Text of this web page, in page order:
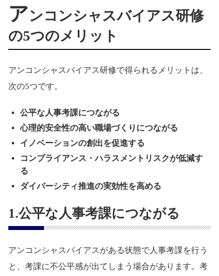
アンコンシャスバイアス研修
の5つのメリット
アンコンシャスバイアス研修で得られるメリットは、
次の5つです。
公平な人事考課につながる
心理的安全性の高い職場づくりにつながる
イノベーションの創出を促進する
コンプライアンス・ハラスメントリスクが低減す
る
ダイバーシティ推進の実効性を高める
1.公平な人事考課につながる
アンコンシャスバイアスがある状態で人事考課を行う
と、考課に不公平感が出てしまう場合があります。考